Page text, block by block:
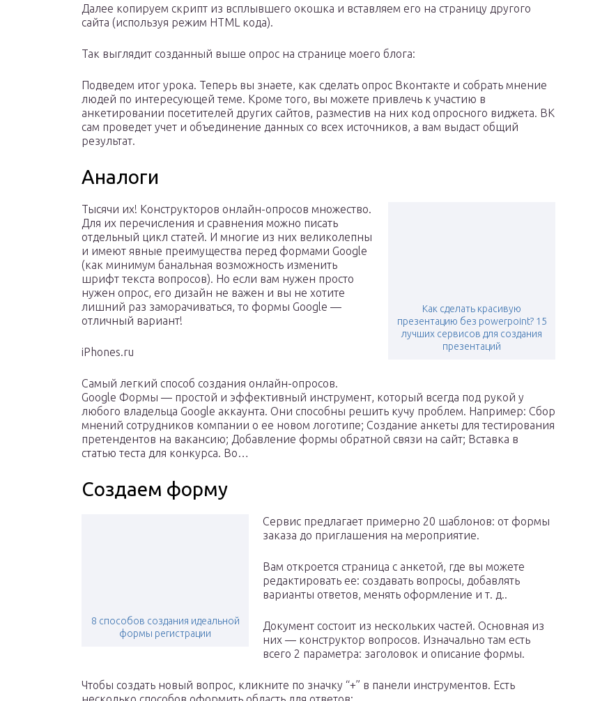
Далее копируем скрипт из всплывшего окошка и вставляем его на страницу другого
сайта (используя режим HTML кода).
Так выглядит созданный выше опрос на странице моего блога:
Подведем итог урока. Теперь вы знаете, как сделать опрос Вконтакте и собрать мнение
людей по интересующей теме. Кроме того, вы можете привлечь к участию в
анкетировании посетителей других сайтов, разместив на них код опросного виджета. ВК
сам проведет учет и объединение данных со всех источников, а вам выдаст общий
результат.
Аналоги
Как сделать красивую
презентацию без powerpoint? 15
лучших сервисов для создания
презентаций
Тысячи их! Конструкторов онлайн-опросов множество.
Для их перечисления и сравнения можно писать
отдельный цикл статей. И многие из них великолепны
и имеют явные преимущества перед формами Google
(как минимум банальная возможность изменить
шрифт текста вопросов). Но если вам нужен просто
нужен опрос, его дизайн не важен и вы не хотите
лишний раз заморачиваться, то формы Google —
отличный вариант!
iPhones.ru
Самый легкий способ создания онлайн-опросов.
Google Формы — простой и эффективный инструмент, который всегда под рукой у
любого владельца Google аккаунта. Они способны решить кучу проблем. Например: Сбор
мнений сотрудников компании о ее новом логотипе; Создание анкеты для тестирования
претендентов на вакансию; Добавление формы обратной связи на сайт; Вставка в
статью теста для конкурса. Во…
Создаем форму
8 способов создания идеальной
формы регистрации
Сервис предлагает примерно 20 шаблонов: от формы
заказа до приглашения на мероприятие.
Вам откроется страница с анкетой, где вы можете
редактировать ее: создавать вопросы, добавлять
варианты ответов, менять оформление и т. д..
Документ состоит из нескольких частей. Основная из
них — конструктор вопросов. Изначально там есть
всего 2 параметра: заголовок и описание формы.
Чтобы создать новый вопрос, кликните по значку “+” в панели инструментов. Есть